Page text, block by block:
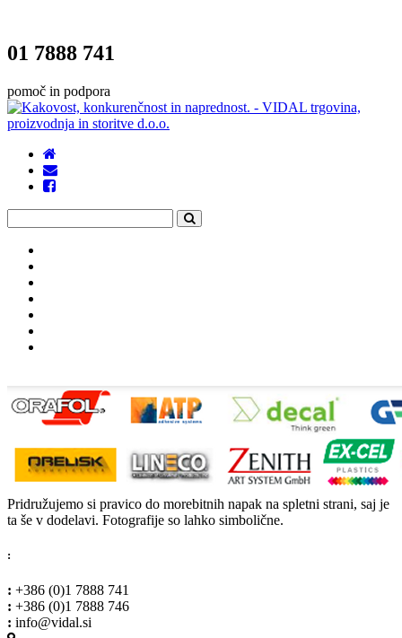
01 7888 741
pomoč in podpora
Pridružujemo si pravico do morebitnih napak na spletni strani, saj je
ta še v dodelavi. Fotografije so lahko simbolične.
:
: +386 (0)1 7888 741
: +386 (0)1 7888 746
: info@vidal.si